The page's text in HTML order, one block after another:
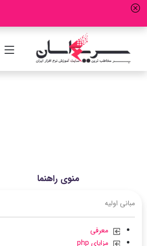
منوی راهنما
مبانی اولیه
معرفی
مزایای php